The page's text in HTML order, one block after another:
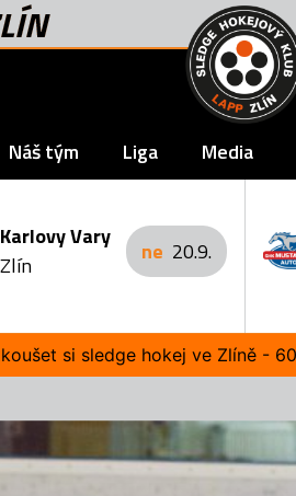
Náš tým Liga Media
Karlovy Vary
Zlín
ne 20.9.
si sledge hokej ve Zlíně -